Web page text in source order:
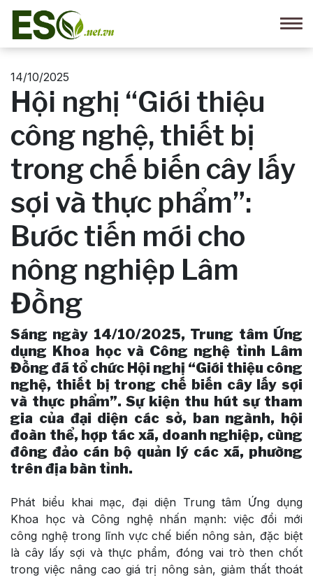
14/10/2025
Hội nghị “Giới thiệu
công nghệ, thiết bị
trong chế biến cây lấy
sợi và thực phẩm”:
Bước tiến mới cho
nông nghiệp Lâm
Đồng
Sáng ngày 14/10/2025, Trung tâm Ứng
dụng Khoa học và Công nghệ tỉnh Lâm
Đồng đã tổ chức Hội nghị “Giới thiệu công
nghệ, thiết bị trong chế biến cây lấy sợi
và thực phẩm”. Sự kiện thu hút sự tham
gia của đại diện các sở, ban ngành, hội
đoàn thể, hợp tác xã, doanh nghiệp, cùng
đông đảo cán bộ quản lý các xã, phường
trên địa bàn tỉnh.
Phát biểu khai mạc, đại diện Trung tâm Ứng dụng
Khoa học và Công nghệ nhấn mạnh: việc đổi mới
công nghệ trong lĩnh vực chế biến nông sản, đặc biệt
là cây lấy sợi và thực phẩm, đóng vai trò then chốt
trong việc nâng cao giá trị nông sản, giảm thất thoát